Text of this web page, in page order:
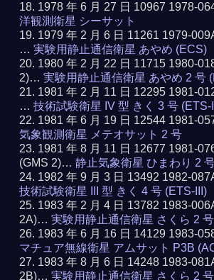
1978 年 6 月 27 日 10967 1978-
洋観測衛星 シーサット
1979 年 2 月 6 日 11261 1979-
…実験用静止通信衛星 あやめ (ECS)
1980 年 2 月 22 日 11715 1980-
2)…実験用静止通信衛星 あやめ 2 号
1981 年 2 月 11 日 12295 1981-
…技術試験衛星 IV 型 きく 3 号 (ETS-
1981 年 6 月 19 日 12544 1981-
気象観測衛星 メテオサット 2 号
1981 年 8 月 11 日 12677 1981-
(GMS 2)…静止気象衛星 ひまわり 2
1982 年 9 月 3 日 13492 1982-
技術試験衛星 III 型 きく 4 号 (ETS-III)
1983 年 2 月 4 日 13782 1983-
2A)…実験用静止通信衛星 さくら 2
1983 年 6 月 16 日 14129 1983-
マチュア無線衛星 アムサット P3B
1983 年 8 月 6 日 14248 1983-
2B)…実験用静止通信衛星 さくら 2